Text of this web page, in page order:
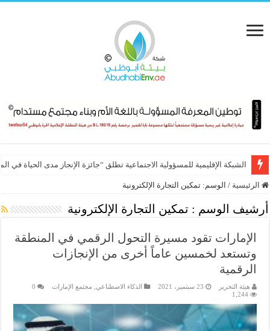
الشبكة الإقليمية للمسؤولية الاجتماعية تطلق “جائزة الإنجاز مدى الحياة في
الرئيسية / الوسم: تمكين التجارة الإلكترونية
أرشيف الوسم : تمكين التجارة الإلكترونية
الإمارات تقود مسيرة التحول الرقمي في المنطقة
وتستعد لخمسين عاماً أخرى من الإنجازات
الرقمية
هيئة التحرير 23 سبتمبر، 2021 الذكاء الاصطناعي مجتمع الإمارات
0
1,244